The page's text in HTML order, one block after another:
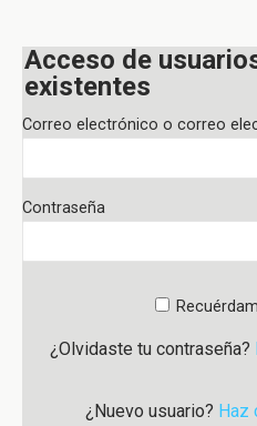
Acceso de
existentes
Correo electrónico o correo
Contraseña
¿Olvidaste tu contraseña?
¿Nuevo usuario? Haz